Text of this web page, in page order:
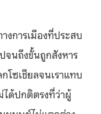
การเมืองที่ประสบ
จนถึงขั้นถูกสังหาร
โซเชียลจนเราแทบ
ได้ปกติตรงที่ว่าผู้